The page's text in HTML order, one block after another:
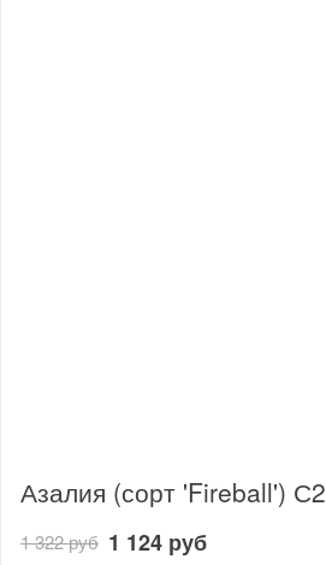
Азалия (сорт 'Fireball') С2
1 322 руб 1 124 руб